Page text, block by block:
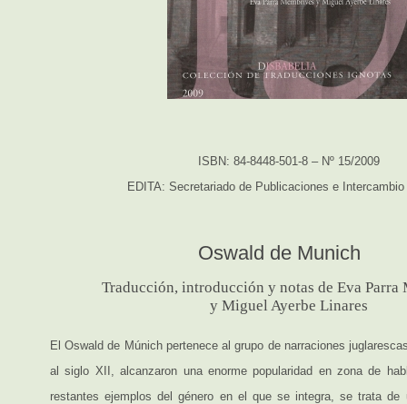
ISBN: 84-8448-501-8 – Nº 15/2009
EDITA: Secretariado de Publicaciones e
Oswald de Munich
Traducción, introducción y notas de Eva Parra
y Miguel Ayerbe Linares
El Oswald de Múnich pertenece al grupo de narraciones
al siglo XII, alcanzaron una enorme popularidad en zona de
restantes ejemplos del género en el que se integra, se trata de